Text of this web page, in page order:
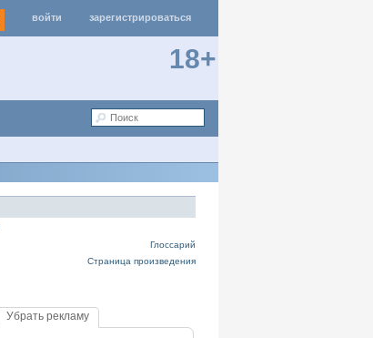
войти зарегистрироваться
18+
Глоссарий
Страница произведения
Убрать рекламу